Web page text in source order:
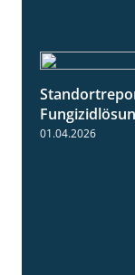
01.04.2026